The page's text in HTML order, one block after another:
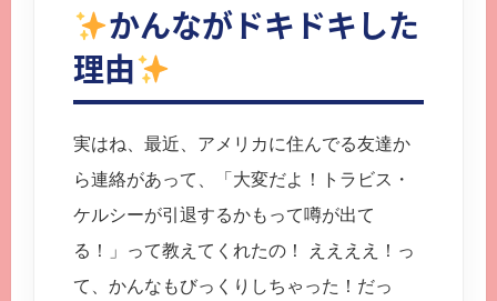
かんながドキドキした
理由
実はね、最近、アメリカに住んでる友達か
ら連絡があって、「大変だよ！トラビス・
ケルシーが引退するかもって噂が出て
る！」って教えてくれたの！ ええええ！っ
て、かんなもびっくりしちゃった！だっ